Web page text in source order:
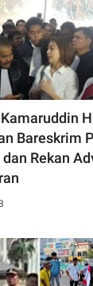
Bareskrim
Rekan